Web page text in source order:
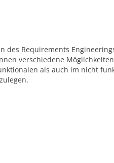
des Requirements
verschiedene
als auch im nicht